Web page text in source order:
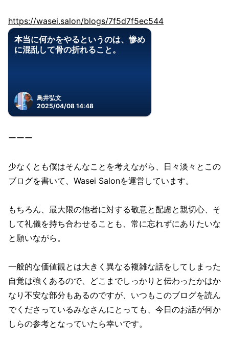
https://wasei.salon/blogs/7f5d7f5ec544
本当に何かをやるというのは、惨め
に混乱して骨の折れること。
鳥井弘文
2025/04/08 14:48
ーーー
少なくとも僕はそんなことを考えながら、日々淡々とこの
ブログを書いて、Wasei Salonを運営しています。
もちろん、最大限の他者に対する敬意と配慮と親切心、そ
して礼儀を持ち合わせることも、常に忘れずにありたいな
と願いながら。
一般的な価値観とは大きく異なる複雑な話をしてしまった
自覚は強くあるので、どこまでしっかりと伝わったかはか
なり不安な部分もあるのですが、いつもこのブログを読ん
でくださっているみなさんにとっても、今日のお話が何か
しらの参考となっていたら幸いです。